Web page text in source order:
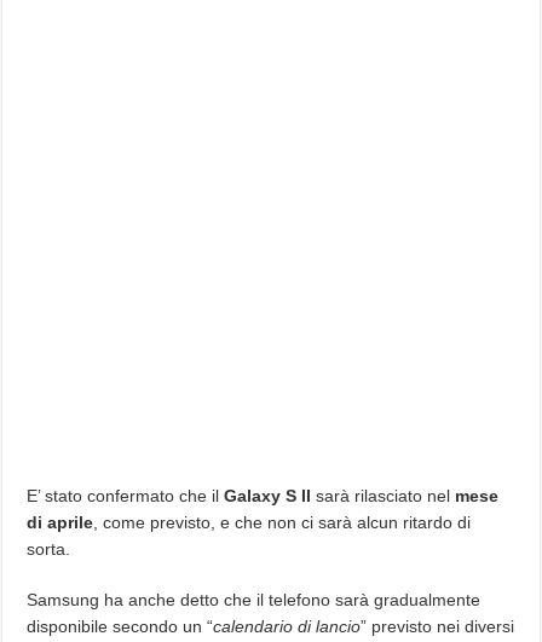
E’ stato confermato che ilGalaxy S II sarà rilasciato nel mese
di aprile , come previsto, e che non ci sarà alcun ritardo di
sorta.
Samsung ha anche detto che il telefono sarà gradualmente
disponibile secondo un “calendario di lancio” previsto nei diversi